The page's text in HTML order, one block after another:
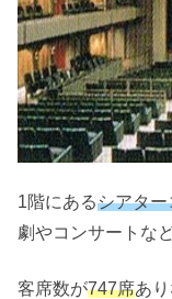
1階にあるシアター
劇やコンサートな
客席数が747席あ